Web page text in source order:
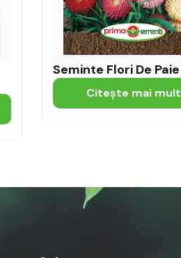
Seminte Flori De Paie
Citeşte mai mult